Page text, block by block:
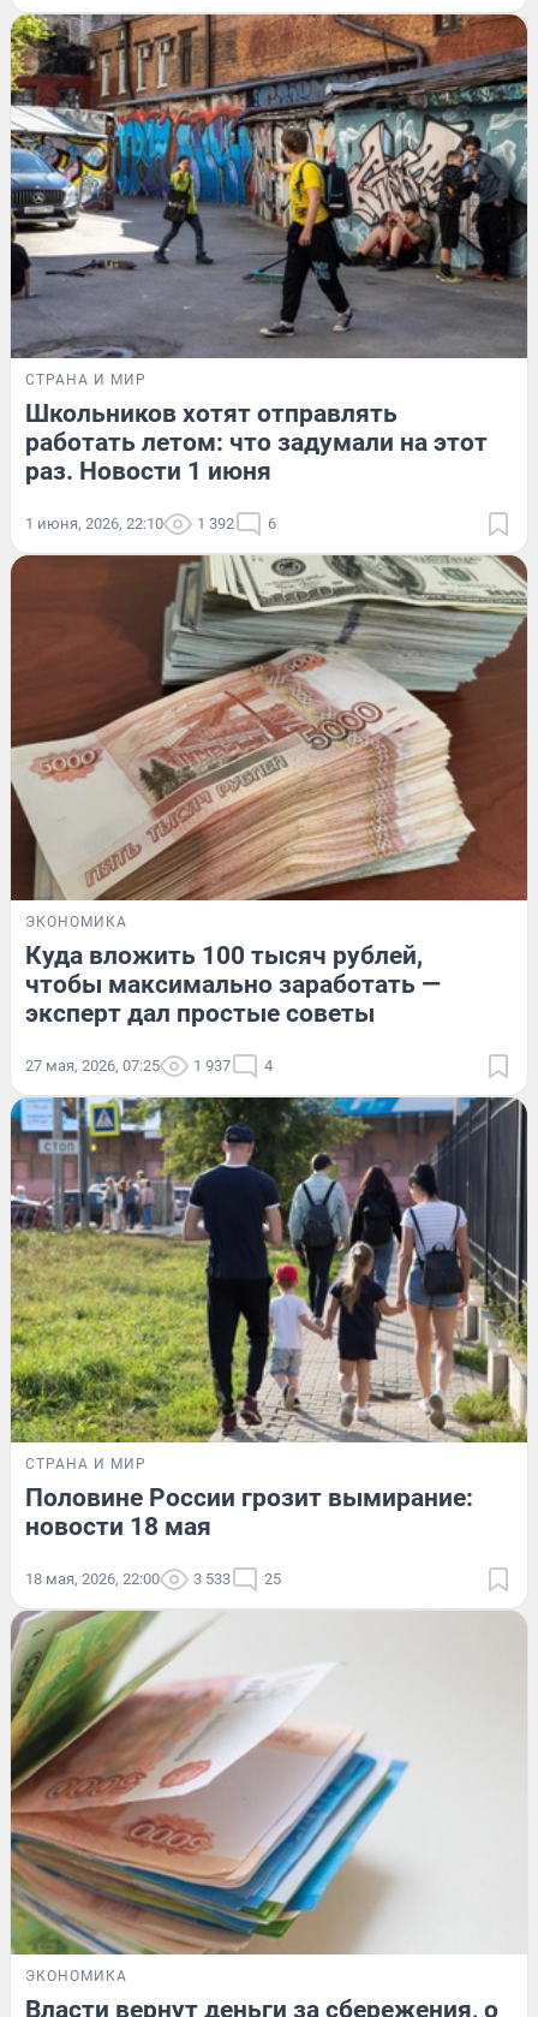
СТРАНА И МИР
Школьников хотят отправлять
работать летом: что задумали на этот
раз. Новости 1 июня
1 июня, 2026, 22:10 1 392 6
ЭКОНОМИКА
Куда вложить 100 тысяч рублей,
чтобы максимально заработать —
эксперт дал простые советы
27 мая, 2026, 07:25 1 937 4
СТРАНА И МИР
Половине России грозит вымирание:
новости 18 мая
18 мая, 2026, 22:00 3 533 25
ЭКОНОМИКА
Власти вернут деньги за сбережения, о